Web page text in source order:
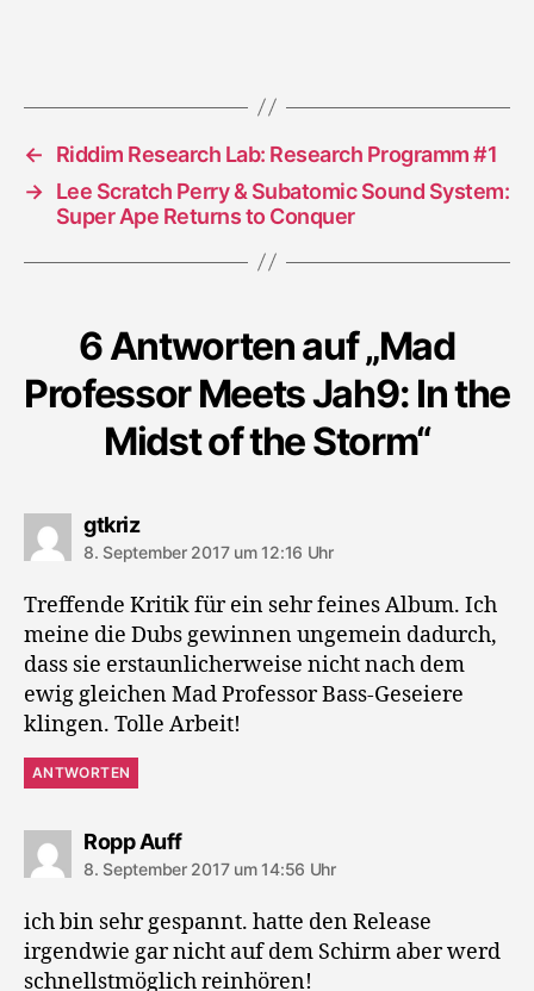
←
Riddim Research Lab: Research Programm #1
→ Lee Scratch Perry & Subatomic Sound System:
Super Ape Returns to Conquer
6 Antworten auf „Mad
Professor Meets Jah9: In the
Midst of the Storm“
gtkrizsagt:
8. September 2017 um 12:16 Uhr
Treffende Kritik für ein sehr feines Album. Ich
meine die Dubs gewinnen ungemein dadurch,
dass sie erstaunlicherweise nicht nach dem
ewig gleichen Mad Professor Bass-Geseiere
klingen. Tolle Arbeit!
ANTWORTEN
Ropp Auffsagt:
8. September 2017 um 14:56 Uhr
ich bin sehr gespannt. hatte den Release
irgendwie gar nicht auf dem Schirm aber werd
schnellstmöglich reinhören!